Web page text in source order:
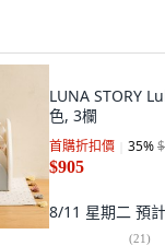
LUNA STORY
色, 3欄
首購折扣價 35%
$905
8/11 星期二 預
(21)